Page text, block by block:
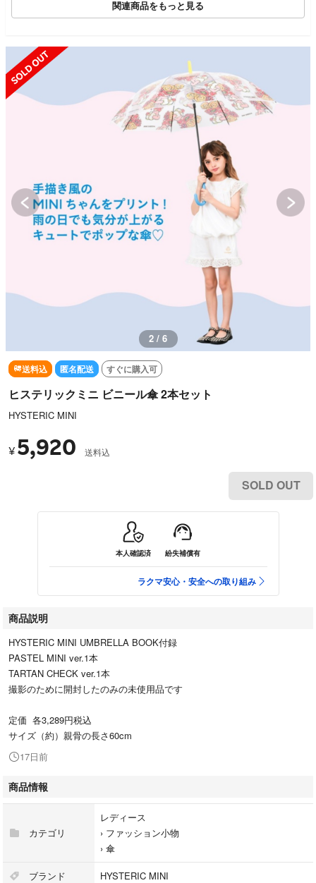
関連商品をもっと見る
2 / 6
送料込 匿名配送 すぐに購入可
ヒステリックミニ ビニール傘 2本セット
HYSTERIC MINI
¥ 5,920 送料込
SOLD OUT
本人確認済 紛失補償有
ラクマ安心・安全への取り組み
商品説明
HYSTERIC MINI UMBRELLA BOOK付録
PASTEL MINI ver.1本
TARTAN CHECK ver.1本
撮影のために開封したのみの未使用品です
定価 各3,289円税込
サイズ（約）親骨の長さ60cm
17日前
商品情報
カテゴリ
レディース
› ファッション小物
› 傘
ブランド HYSTERIC MINI